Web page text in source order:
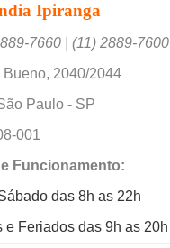
Ipiranga
7660 | (11) 2889-7600
Bueno, 2040/2044
Paulo - SP
001
Funcionamento:
das 8h as 22h
e Feriados das 9h as 20h